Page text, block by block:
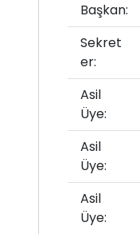
Başkan:
Sekret
er:
Asil
Üye:
Asil
Üye:
Asil
Üye: